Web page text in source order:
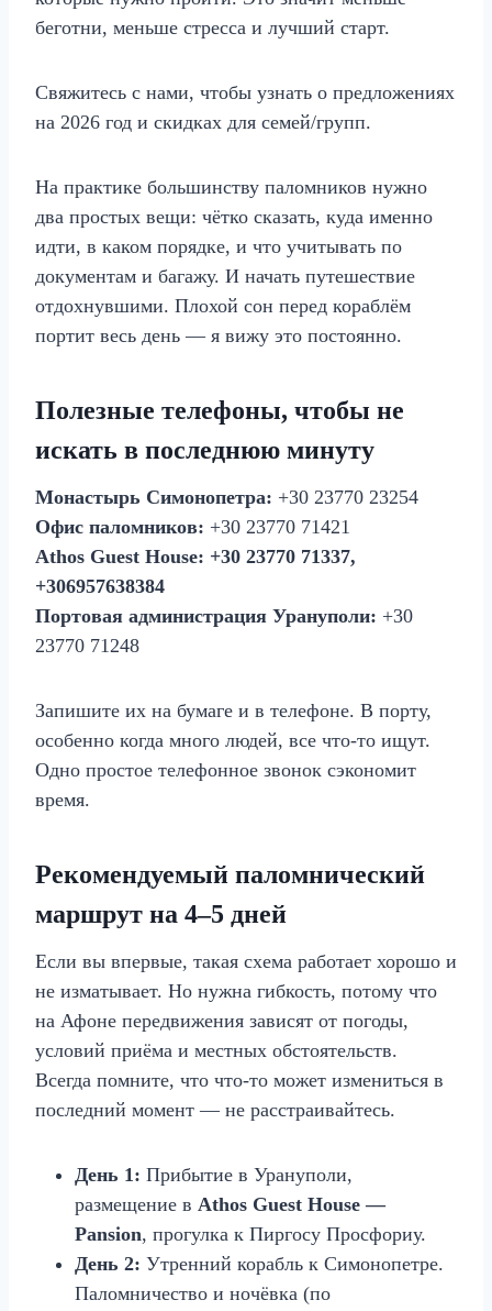
беготни, меньше стресса и лучший старт.
Свяжитесь с нами, чтобы узнать о предложениях
на 2026 год и скидках для семей/групп.
На практике большинству паломников нужно
два простых вещи: чётко сказать, куда именно
идти, в каком порядке, и что учитывать по
документам и багажу. И начать путешествие
отдохнувшими. Плохой сон перед кораблём
портит весь день — я вижу это постоянно.
Полезные телефоны, чтобы не
искать в последнюю минуту
Монастырь Симонопетра: +30 23770 23254
Офис паломников: +30 23770 71421
Athos Guest House: +30 23770 71337,
+306957638384
Портовая администрация Урануполи: +30
23770 71248
Запишите их на бумаге и в телефоне. В порту,
особенно когда много людей, все что‑то ищут.
Одно простое телефонное звонок сэкономит
время.
Рекомендуемый паломнический
маршрут на 4–5 дней
Если вы впервые, такая схема работает хорошо и
не изматывает. Но нужна гибкость, потому что
на Афоне передвижения зависят от погоды,
условий приёма и местных обстоятельств.
Всегда помните, что что‑то может измениться в
последний момент — не расстраивайтесь.
День 1: Прибытие в Урануполи,
размещение в Athos Guest House —
Pansion, прогулка к Пиргосу Просфориу.
День 2: Утренний корабль к Симонопетре.
Паломничество и ночёвка (по